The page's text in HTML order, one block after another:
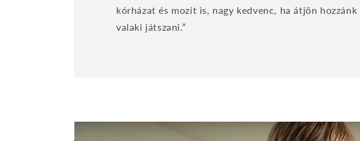
kórházat és mozit is, nagy kedvenc, ha átjön hozzánk
valaki játszani.”